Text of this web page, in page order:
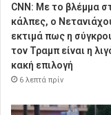
CNN: Με το βλέμμα
κάλπες, ο
εκτιμά πως η
τον Τραμπ είναι η
κακή επιλογή
6 λεπτά πρίν